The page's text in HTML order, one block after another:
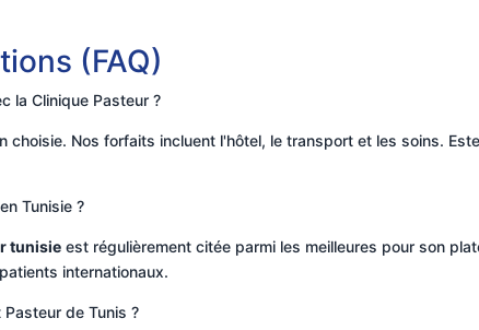
(FAQ)
la Clinique Pasteur ?
choisie. Nos forfaits incluent l'hôtel, le transport et les soins.
Tunisie ?
tunisie est régulièrement citée parmi les meilleures pour son
internationaux.
de Tunis ?